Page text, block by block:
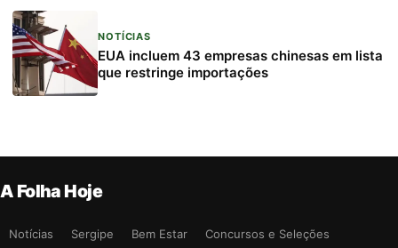
NOTÍCIAS
EUA incluem 43 empresas chinesas em lista
que restringe importações
A Folha Hoje
Notícias Sergipe Bem Estar Concursos e Seleções